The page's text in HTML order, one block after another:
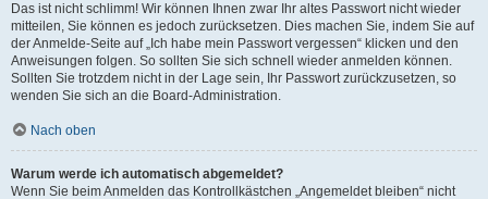
Das ist nicht schlimm! Wir können Ihnen zwar Ihr altes Passwort nicht wieder
mitteilen, Sie können es jedoch zurücksetzen. Dies machen Sie, indem Sie auf
der Anmelde-Seite auf „Ich habe mein Passwort vergessen“ klicken und den
Anweisungen folgen. So sollten Sie sich schnell wieder anmelden können.
Sollten Sie trotzdem nicht in der Lage sein, Ihr Passwort zurückzusetzen, so
wenden Sie sich an die Board-Administration.
Nach oben
Warum werde ich automatisch abgemeldet?
Wenn Sie beim Anmelden das Kontrollkästchen „Angemeldet bleiben“ nicht